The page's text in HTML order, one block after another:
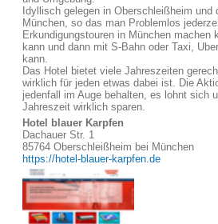
Idyllisch gelegen in Oberschleißheim und
München, so das man Problemlos
Erkundigungstouren in München machen
kann und dann mit S-Bahn oder Taxi,
kann.
Das Hotel bietet viele Jahreszeiten
wirklich für jeden etwas dabei ist. Die
jedenfall im Auge behalten, es lohnt sich
Jahreszeit wirklich sparen.
Hotel blauer Karpfen
Dachauer Str. 1
85764 Oberschleißheim bei München
https://hotel-blauer-karpfen.de